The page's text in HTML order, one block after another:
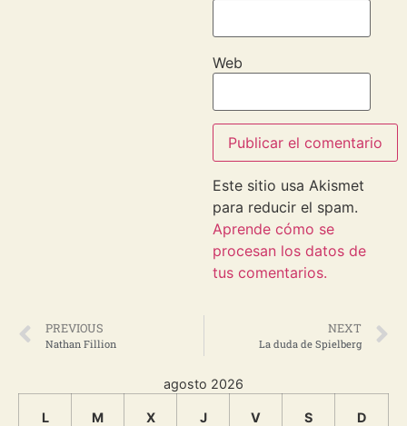
Web
Este sitio usa Akismet
para reducir el spam.
Aprende cómo se
procesan los datos de
tus comentarios.
PREVIOUS
Nathan Fillion
NEXT
La duda de Spielberg
agosto 2026
L M X J V S D